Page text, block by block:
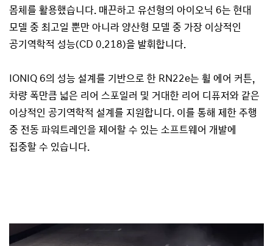
몸체를 활용했습니다. 매끈하고 유선형의 아이오닉 6는 현대
모델 중 최고일 뿐만 아니라 양산형 모델 중 가장 이상적인
공기역학적 성능(CD 0.218)을 발휘합니다.
IONIQ 6의 성능 설계를 기반으로 한 RN22e는 휠 에어 커튼,
차량 폭만큼 넓은 리어 스포일러 및 거대한 리어 디퓨저와 같은
이상적인 공기역학적 설계를 지원합니다. 이를 통해 제한 주행
중 전동 파워트레인을 제어할 수 있는 소프트웨어 개발에
집중할 수 있습니다.